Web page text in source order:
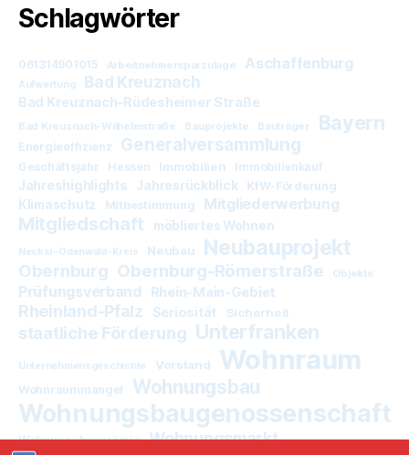
Schlagwörter
061314901015 Arbeitnehmersparzulage Aschaffenburg
Aufwertung Bad Kreuznach
Bad Kreuznach-Rüdesheimer Straße
Bad Kreuznach-Wilhelmstraße Bauprojekte Bauträger Bayern
Energieeffizienz Generalversammlung
Geschäftsjahr Hessen Immobilien Immobilienkauf
Jahreshighlights Jahresrückblick KfW-Förderung
Klimaschutz Mitbestimmung Mitgliederwerbung
Mitgliedschaft möbliertes Wohnen
Neckar-Odenwald-Kreis Neubau Neubauprojekt
Obernburg Obernburg-Römerstraße Objekte
Prüfungsverband Rhein-Main-Gebiet
Rheinland-Pfalz Seriosität Sicherheit
staatliche Förderung Unterfranken
Unternehmensgeschichte Vorstand Wohnraum
Wohnraummangel Wohnungsbau
Wohnungsbaugenossenschaft
Wohnungsbauprämie Wohnungsmarkt